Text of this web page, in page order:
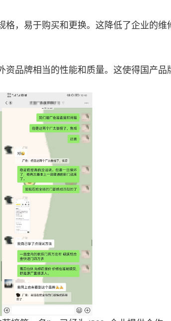
格，易于购买和更换。这降低了企业的维
资品牌相当的性能和质量。这使得国产品